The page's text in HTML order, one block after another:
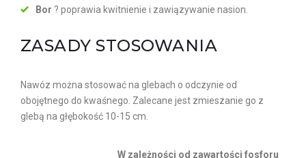
Bor ? poprawia kwitnienie i zawiązywanie nasion.
ZASADY STOSOWANIA
Nawóz można stosować na glebach o odczynie od
obojętnego do kwaśnego. Zalecane jest zmieszanie go z
glebą na głębokość 10-15 cm.
W zależności od zawartości fosforu